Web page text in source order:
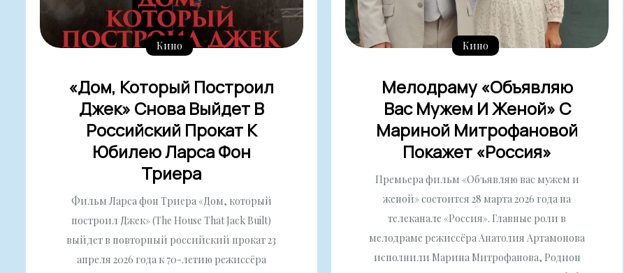
Кино
«Дом, Который Построил
Джек» Снова Выйдет В
Российский Прокат К
Юбилею Ларса Фон
Триера
Фильм Ларса фон Триера «Дом, который
построил Джек» (The House That Jack Built)
выйдет в повторный российский прокат 23
апреля 2026 года к 70-летию режиссёра
Кино
Мелодраму «Объявляю
Вас Мужем И Женой» С
Мариной Митрофановой
Покажет «Россия»
Премьера фильм «Объявляю вас мужем и
женой» состоится 28 марта 2026 года на
телеканале «Россия». Главные роли в
мелодраме режиссёра Анатолия Артамонова
исполнили Марина Митрофанова, Родион